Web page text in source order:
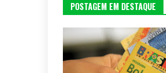
POSTAGEM EM DESTAQUE